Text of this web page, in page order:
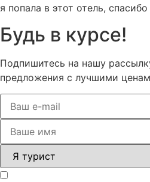
я попала в этот отель,
Будь в курсе!
Подпишитесь на нашу
предложения с лучшими